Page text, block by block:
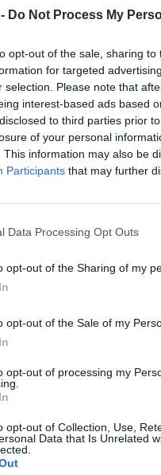
Do Not Process My
opt-out of the sale, sharing
for targeted
selection. Please note that
interest-based ads based
to third parties prior
of your personal
This information may also be
Participants that may further
Data Processing Opt Outs
opt-out of the Sharing of my
opt-out of the Sale of my
opt-out of processing my
opt-out of Collection, Use,
Data that Is Unrelated
θεωρούν ότι η
συγκεκριμένα
ζητά περισσότερη
για την
υποστήριξης στην
μετανάστευσης
το EU Talent
δεξιοτήτων. Η
προσλήψεων
υπάρχουν
με την
προσωπικό εκτός
στο πλαίσιο των
και της